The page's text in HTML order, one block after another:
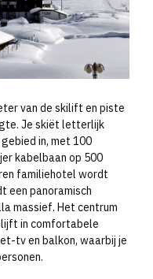
van de skilift en piste
Je skiët letterlijk
in, met 100
kabelbaan op 500
familiehotel wordt
een panoramisch
massief. Het centrum
in comfortabele
tv en balkon, waarbij je